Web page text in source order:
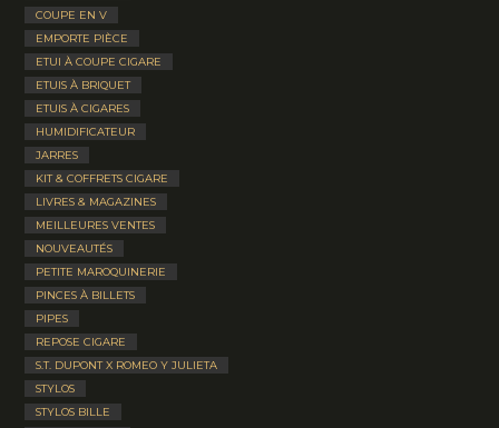
COUPE EN V
EMPORTE PIÈCE
ETUI À COUPE CIGARE
ETUIS À BRIQUET
ETUIS À CIGARES
HUMIDIFICATEUR
JARRES
KIT & COFFRETS CIGARE
LIVRES & MAGAZINES
MEILLEURES VENTES
NOUVEAUTÉS
PETITE MAROQUINERIE
PINCES À BILLETS
PIPES
REPOSE CIGARE
S.T. DUPONT X ROMEO Y JULIETA
STYLOS
STYLOS BILLE